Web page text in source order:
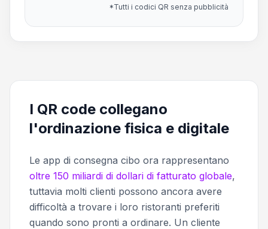
*Tutti i codici QR senza pubblicità
I QR code collegano
l'ordinazione fisica e digitale
Le app di consegna cibo ora rappresentano
oltre 150 miliardi di dollari di fatturato globale,
tuttavia molti clienti possono ancora avere
difficoltà a trovare i loro ristoranti preferiti
quando sono pronti a ordinare. Un cliente